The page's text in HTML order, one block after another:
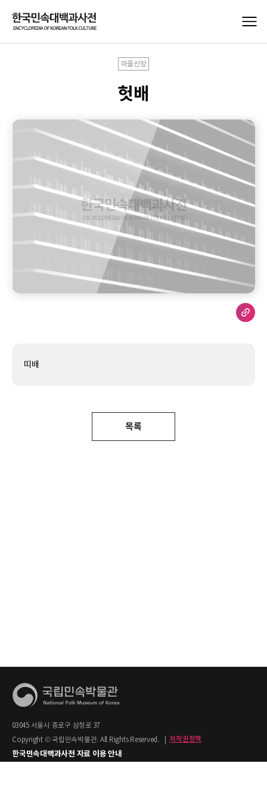
마을신앙
헛배
띠배
목록
03045 서울시 종로구 삼청로 37
Copyright © 국립민속박물관. All Rights Reserved.
저작권정책
한국민속대백과사전 자료 이용 안내